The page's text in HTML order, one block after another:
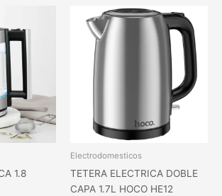
1.8
Electrodomesticos
TETERA ELECTRICA DOBLE
CAPA 1.7L HOCO HE12